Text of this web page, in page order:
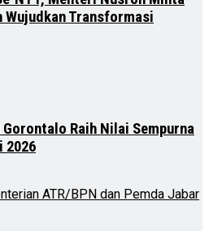
Wujudkan Transformasi
Raih Nilai Sempurna
2026